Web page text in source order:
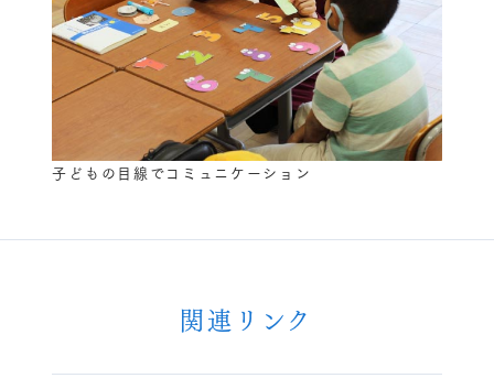
子どもの目線でコミュニケーション
関連リンク